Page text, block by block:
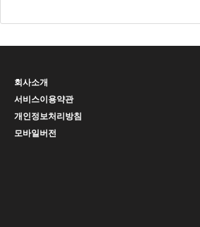
회사소개
서비스이용약관
개인정보처리방침
모바일버전